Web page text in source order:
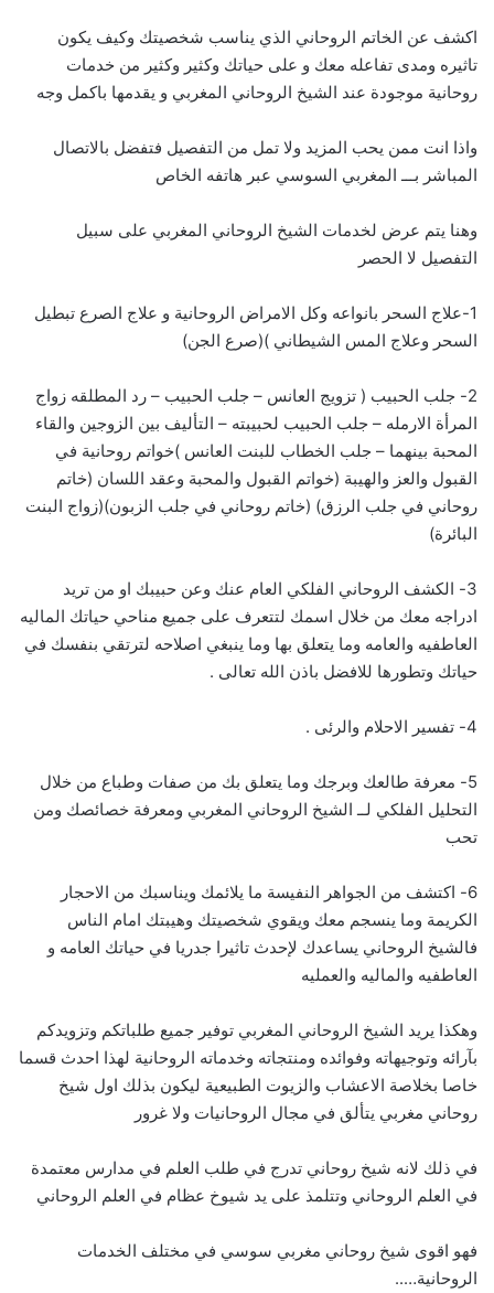
اكشف عن الخاتم الروحاني الذي يناسب شخصيتك وكيف يكون
تاثيره ومدى تفاعله معك و على حياتك وكثير وكثير من خدمات
روحانية موجودة عند الشيخ الروحاني المغربي و يقدمها باكمل وجه
واذا انت ممن يحب المزيد ولا تمل من التفصيل فتفضل بالاتصال
المباشر بـــ المغربي السوسي عبر هاتفه الخاص
وهنا يتم عرض لخدمات الشيخ الروحاني المغربي على سبيل
التفصيل لا الحصر
1-علاج السحر بانواعه وكل الامراض الروحانية و علاج الصرع تبطيل
السحر وعلاج المس الشيطاني )(صرع الجن)
2- جلب الحبيب ( تزويج العانس – جلب الحبيب – رد المطلقه زواج
المرأة الارمله – جلب الحبيب لحبيبته – التأليف بين الزوجين والقاء
المحبة بينهما – جلب الخطاب للبنت العانس )خواتم روحانية في
القبول والعز والهيبة (خواتم القبول والمحبة وعقد اللسان (خاتم
روحاني في جلب الرزق) (خاتم روحاني في جلب الزبون)(زواج البنت
البائرة)
3- الكشف الروحاني الفلكي العام عنك وعن حبيبك او من تريد
ادراجه معك من خلال اسمك لتتعرف على جميع مناحي حياتك الماليه
العاطفيه والعامه وما يتعلق بها وما ينبغي اصلاحه لترتقي بنفسك في
حياتك وتطورها للافضل باذن الله تعالى .
4- تفسير الاحلام والرئى .
5- معرفة طالعك وبرجك وما يتعلق بك من صفات وطباع من خلال
التحليل الفلكي لــ الشيخ الروحاني المغربي ومعرفة خصائصك ومن
تحب
6- اكتشف من الجواهر النفيسة ما يلائمك ويناسبك من الاحجار
الكريمة وما ينسجم معك ويقوي شخصيتك وهيبتك امام الناس
فالشيخ الروحاني يساعدك لإحدث تاثيرا جدريا في حياتك العامه و
العاطفيه والماليه والعمليه
وهكذا يريد الشيخ الروحاني المغربي توفير جميع طلباتكم وتزويدكم
بآرائه وتوجيهاته وفوائده ومنتجاته وخدماته الروحانية لهذا احدث قسما
خاصا بخلاصة الاعشاب والزيوت الطبيعية ليكون بذلك اول شيخ
روحاني مغربي يتألق في مجال الروحانيات ولا غرور
في ذلك لانه شيخ روحاني تدرج في طلب العلم في مدارس معتمدة
في العلم الروحاني وتتلمذ على يد شيوخ عظام في العلم الروحاني
فهو اقوى شيخ روحاني مغربي سوسي في مختلف الخدمات
الروحانية…..